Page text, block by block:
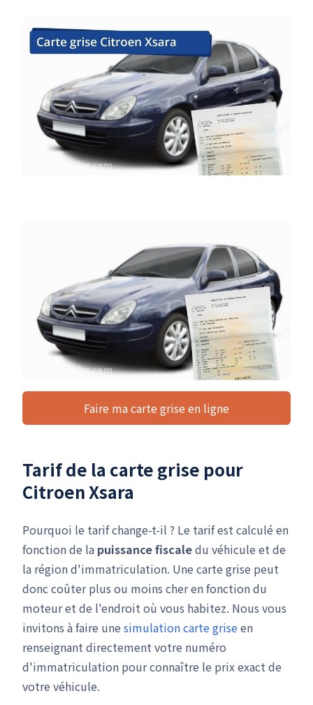
Faire ma carte grise en ligne
Tarif de la carte grise pour
Citroen Xsara
Pourquoi le tarif change-t-il ? Le tarif est calculé en
fonction de la puissance fiscaledu véhicule et de
la région d'immatriculation. Une carte grise peut
donc coûter plus ou moins cher en fonction du
moteur et de l'endroit où vous habitez. Nous vous
invitons à faire une simulation carte griseen
renseignant directement votre numéro
d'immatriculation pour connaître le prix exact de
votre véhicule.